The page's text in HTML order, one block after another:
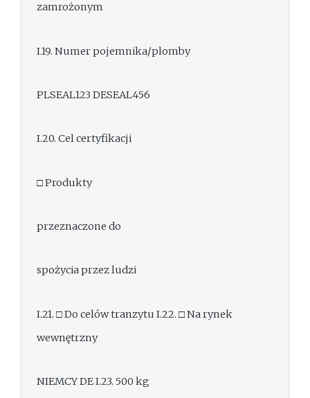
zamrożonym
I.19. Numer pojemnika/plomby
PLSEAL123 DESEAL456
I.20. Cel certyfikacji
□ Produkty
przeznaczone do
spożycia przez ludzi
I.21. □ Do celów tranzytu I.22. □ Na rynek
wewnętrzny
NIEMCY DE I.23. 500 kg